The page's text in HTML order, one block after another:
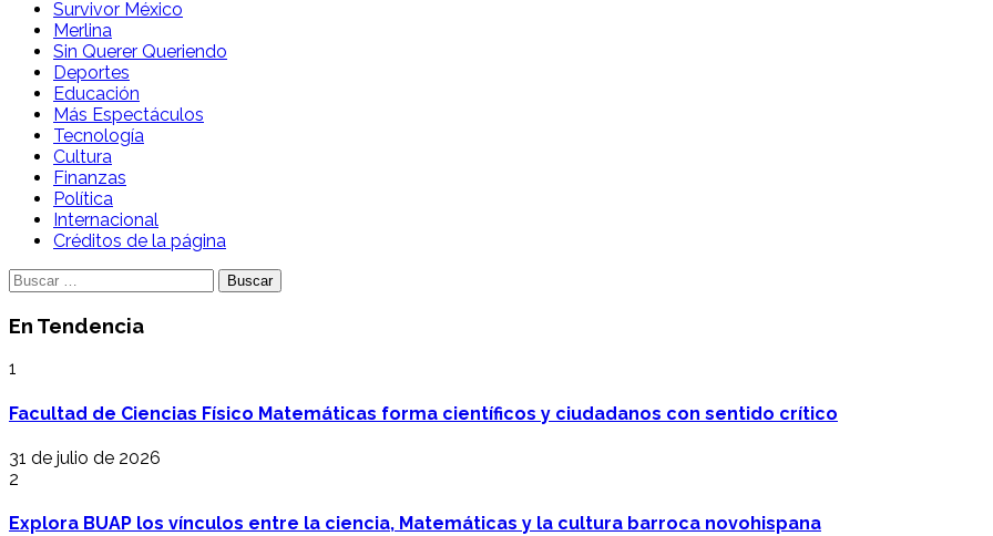
Survivor México
Merlina
Sin Querer Queriendo
Deportes
Educación
Más Espectáculos
Tecnología
Cultura
Finanzas
Política
Internacional
Créditos de la página
Buscar:
En Tendencia
1
Facultad de Ciencias Físico Matemáticas forma científicos y ciudadanos con sentido crítico
31 de julio de 2026
2
Explora BUAP los vínculos entre la ciencia, Matemáticas y la cultura barroca novohispana